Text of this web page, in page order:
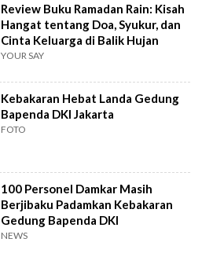
Review Buku Ramadan Rain: Kisah
Hangat tentang Doa, Syukur, dan
Cinta Keluarga di Balik Hujan
YOUR SAY
Kebakaran Hebat Landa Gedung
Bapenda DKI Jakarta
FOTO
100 Personel Damkar Masih
Berjibaku Padamkan Kebakaran
Gedung Bapenda DKI
NEWS